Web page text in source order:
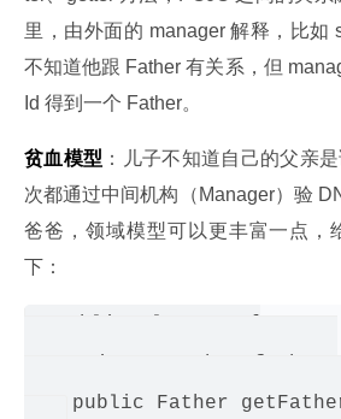
里，由外面的 manager 解释，比如
不知道他跟 Father 有关系，但
Id 得到一个 Father。
贫血模型 ：儿子不知道自己的父亲
次都通过中间机构（Manager）验
爸爸，领域模型可以更丰富一点，
下：
public Father